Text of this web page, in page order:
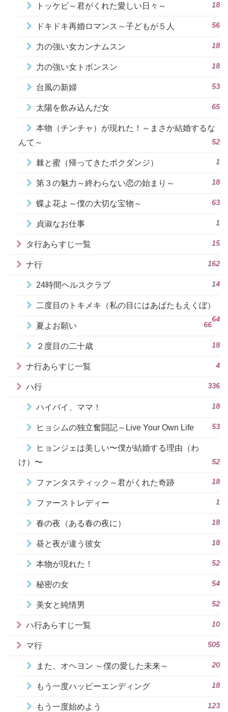
トッケビ～君がくれた愛しい日々～ 18
ドキドキ再婚ロマンス～子どもが５人 56
力の強い女カンナムスン 18
力の強い女トボンスン 18
台風の新婦 53
太陽を飲み込んだ女 65
本物（チンチャ）が現れた！～まさか結婚するな
んて～
52
棘と蜜（帰ってきたポクダンジ） 1
第３の魅力～終わらない恋の始まり～ 18
蝶よ花よ～僕の大切な宝物～ 63
貞淑なお仕事 1
タ行あらすじ一覧 15
ナ行 162
24時間ヘルスクラブ 14
二度目のトキメキ（私の目にはあばたもえくぼ）
64
夏よお願い 66
２度目の二十歳 18
ナ行あらすじ一覧 4
ハ行 336
ハイバイ、ママ！ 18
ヒョシムの独立奮闘記～Live Your Own Life 53
ヒョンジェは美しい〜僕が結婚する理由（わ
け）〜
52
ファンタスティック～君がくれた奇跡 18
ファーストレディー 1
春の夜（ある春の夜に） 18
昼と夜が違う彼女 18
本物が現れた！ 52
秘密の女 54
美女と純情男 52
ハ行あらすじ一覧 10
マ行 505
また、オヘヨン ～僕の愛した未来～ 20
もう一度ハッピーエンディング 18
もう一度始めよう 123